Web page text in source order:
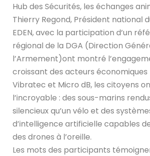
Hub des Sécurités, les échanges
Thierry Regond, Président national
EDEN, avec la participation d’un
régional de la DGA (Direction
l’Armement)ont montré
croissant des acteurs économiques
Vibratec et Micro dB, les citoyens
l’incroyable : des sous-marins
silencieux qu’un vélo et des
d’intelligence artificielle capables
des drones à l’oreille.
Les mots des participants